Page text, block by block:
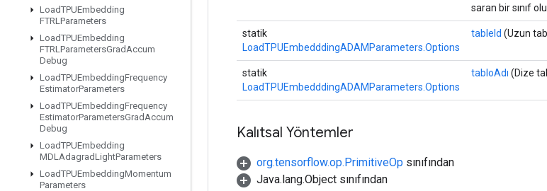
LoadTPUEmbedding
FTRLParameters
LoadTPUEmbedding
FTRLParametersGradAccum
Debug
LoadTPUEmbeddingFrequency
EstimatorParameters
LoadTPUEmbeddingFrequency
EstimatorParametersGradAccum
Debug
LoadTPUEmbedding
MDLAdagradLightParameters
LoadTPUEmbeddingMomentum
Parameters
saran bir sınıf
statik
LoadTPUEmbedddingADAMParameters.Options
tableId (Uzun
statik
LoadTPUEmbedddingADAMParameters.Options
tabloAdı (Dize
Kalıtsal Yöntemler
org.tensorflow.op.PrimitiveOp sınıfından
Java.lang.Object sınıfından